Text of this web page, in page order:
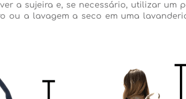
a sujeira e, se necessário, utilizar um
ou a lavagem a seco em uma